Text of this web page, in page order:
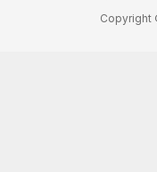
Copyright